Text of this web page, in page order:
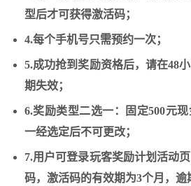
型后才可获得激活码；
4.每个手机号只需预约一次；
5.成功抢到奖励资格后，请在48
期失效；
6.奖励类型二选一：固定500元现
一经选定后不可更改；
7.用户可登录玩客奖励计划活动
码，激活码的有效期为3个月，逾